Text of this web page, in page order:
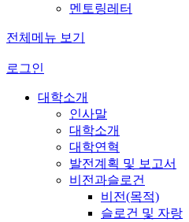
멘토링레터
전체메뉴 보기
로그인
대학소개
인사말
대학소개
대학연혁
발전계획 및 보고서
비전과슬로건
비전(목적)
슬로건 및 자랑